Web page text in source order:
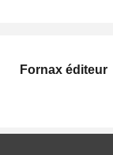
Fornax éditeur